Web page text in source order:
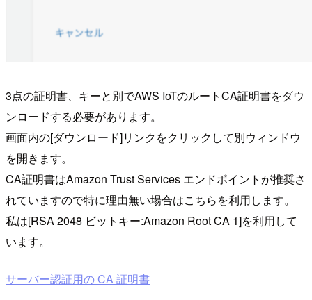
3点の証明書、キーと別でAWS IoTのルートCA証明書をダウ
ンロードする必要があります。
画面内の[ダウンロード]リンクをクリックして別ウィンドウ
を開きます。
CA証明書はAmazon Trust Services エンドポイントが推奨さ
れていますので特に理由無い場合はこちらを利用します。
私は[RSA 2048 ビットキー:Amazon Root CA 1]を利用して
います。
サーバー認証用の CA 証明書